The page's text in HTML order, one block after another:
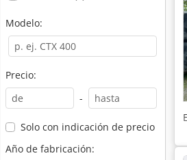
Modelo:
Precio:
-
Solo con indicación de precio
Año de fabricación: